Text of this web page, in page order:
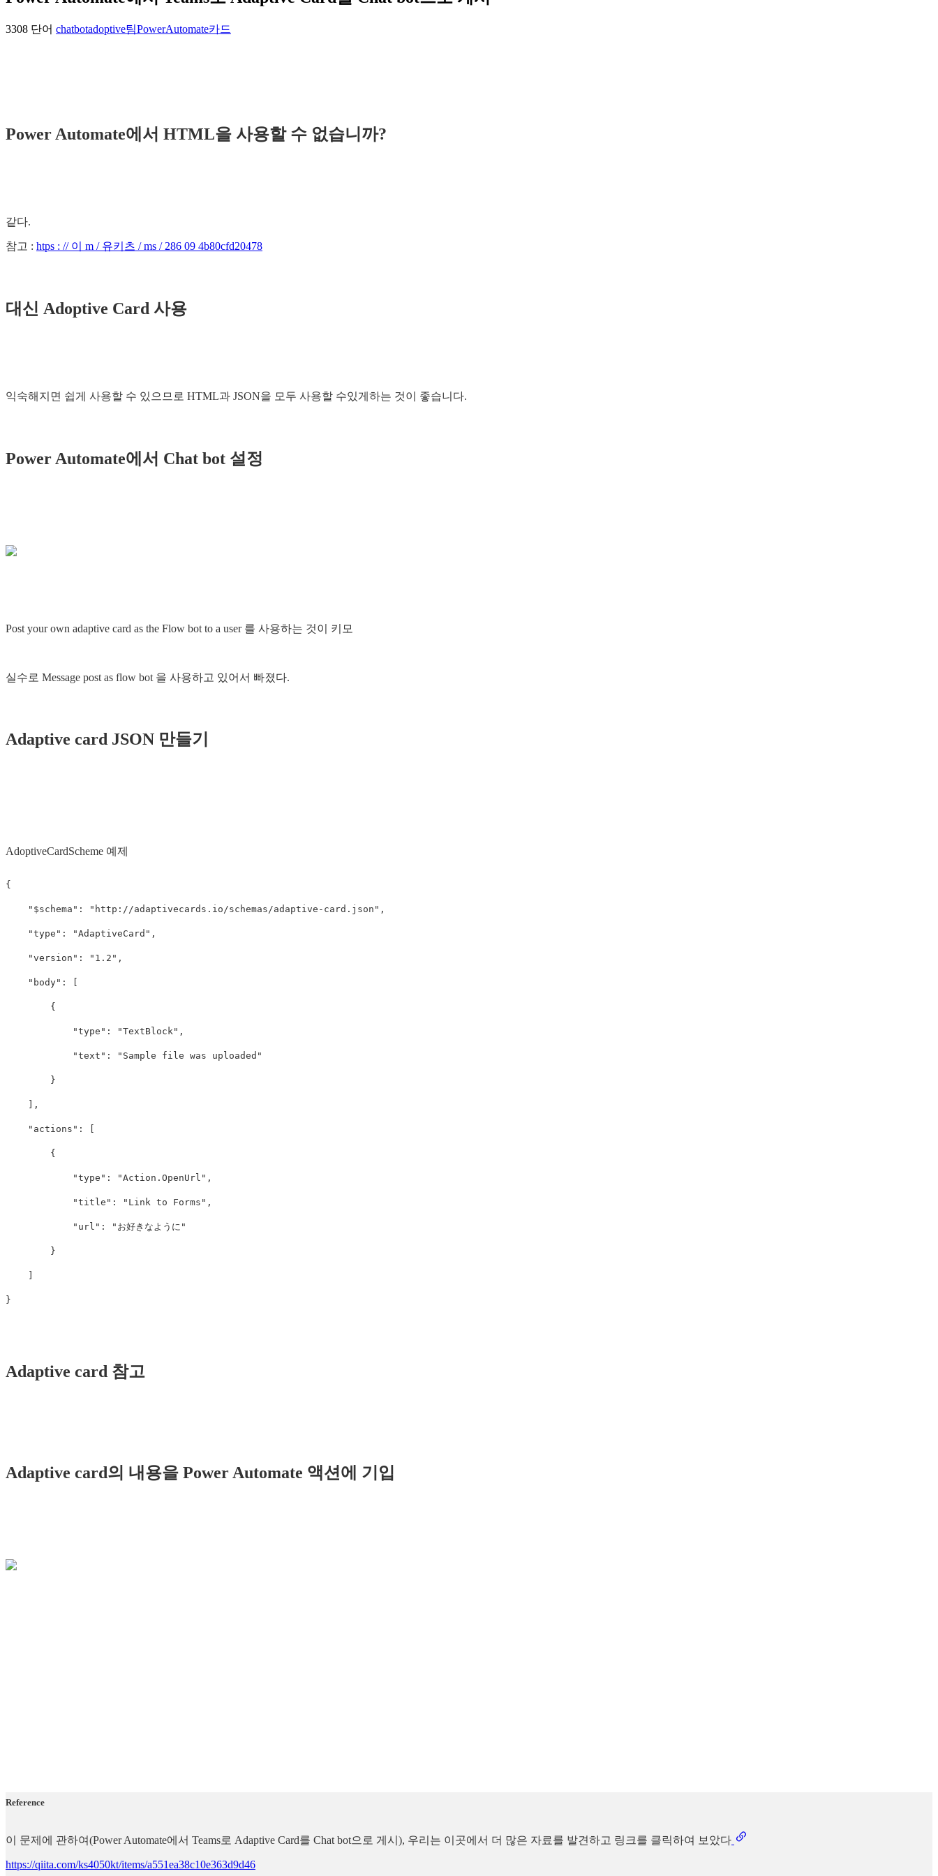
3308 단어 chatbotadoptive팀PowerAutomate카드
Power Automate에서 HTML을 사용할 수 없습니까?
같다.
참고 : htps : // 이 m / 유키츠 / ms / 286 09 4b80cfd20478
대신 Adoptive Card 사용
익숙해지면 쉽게 사용할 수 있으므로 HTML과 JSON을 모두 사용할 수있게하는 것이 좋습니다.
Power Automate에서 Chat bot 설정
Post your own adaptive card as the Flow bot to a user 를 사용하는 것이 키모
실수로 Message post as flow bot 을 사용하고 있어서 빠졌다.
Adaptive card JSON 만들기
AdoptiveCardScheme 예제
{
"$schema" : "http://adaptivecards.io/schemas/adaptive-card.json" ,
"type" : "AdaptiveCard" ,
"version" : "1.2" ,
"body" :
{
"type" : "TextBlock" ,
"text" : "Sample file was uploaded"
}
],
"actions" :
{
"type" : "Action.OpenUrl" ,
"title" : "Link to Forms" ,
"url" : "お好きなように"
}
}
Adaptive card 참고
Adaptive card의 내용을 Power Automate 액션에 기입
Reference
이 문제에 관하여(Power Automate에서 Teams로 Adaptive Card를 Chat bot으로 게시), 우리는 이곳에서 더 많은 자료를 발견하고 링크를 클릭하여 보았다
https://qiita.com/ks4050kt/items/a551ea38c10e363d9d46